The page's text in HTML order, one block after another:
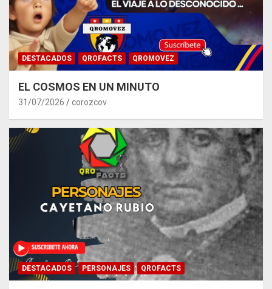
DESTACADOS QROFACTS QROMOVEZ
EL COSMOS EN UN MINUTO
31/07/2026 corozcov
DESTACADOS PERSONAJES QROFACTS